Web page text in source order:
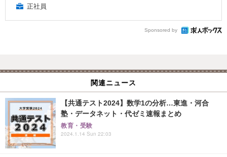
正社員
Sponsored by
関連ニュース
【共通テスト2024】数学1の分析…東進・河合
塾・データネット・代ゼミ速報まとめ
教育・受験
2024.1.14 Sun 22:03